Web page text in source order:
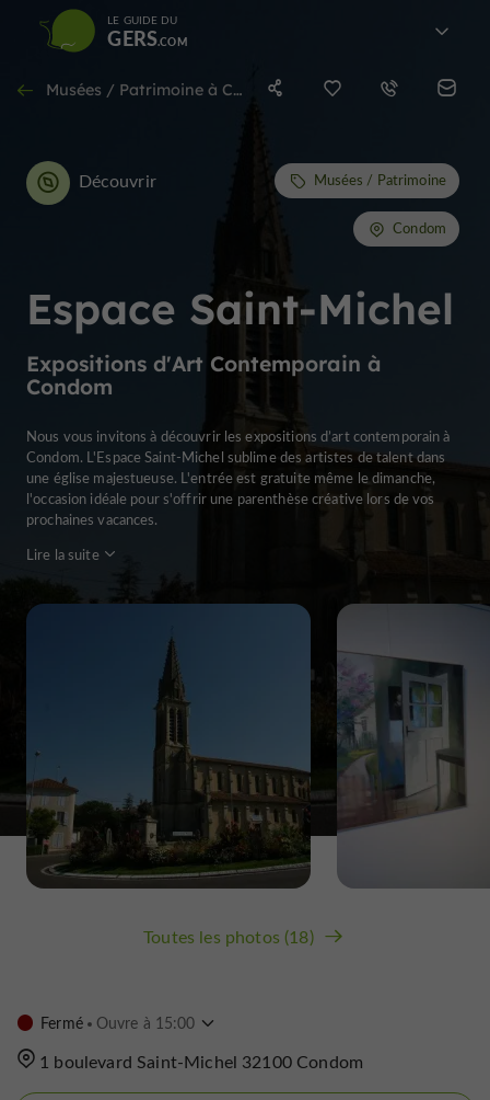
LE GUIDE DU
GERS
Musées / Patrimoine à Condom
Espace Saint-Michel
Expositions d'Art Contemporain à
Condom
Découvrir Musées / Patrimoine
Condom
Nous vous invitons à découvrir les expositions d’art contemporain à
Condom. L'Espace Saint-Michel sublime des artistes de talent dans
une église majestueuse. L'entrée est gratuite même le dimanche,
l'occasion idéale pour s'offrir une parenthèse créative lors de vos
prochaines vacances.
Lire la suite
Toutes les photos (18)
Fermé Ouvre à 15:00
1 boulevard Saint-Michel 32100 Condom